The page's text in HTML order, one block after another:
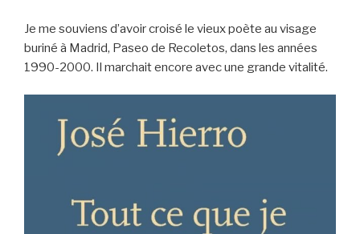
Je me souviens d’avoir croisé le vieux poète au visage
buriné à Madrid, Paseo de Recoletos, dans les années
1990-2000. Il marchait encore avec une grande vitalité.